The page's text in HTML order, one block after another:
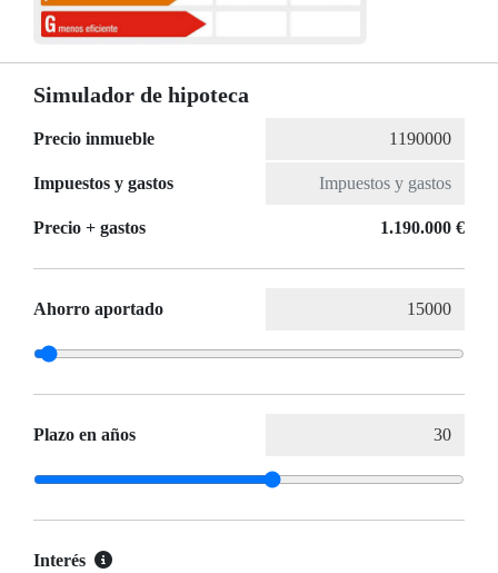
Simulador de hipoteca
Precio inmueble
Impuestos y gastos
Precio + gastos 1.190.000 €
Ahorro aportado
Plazo en años
Interés